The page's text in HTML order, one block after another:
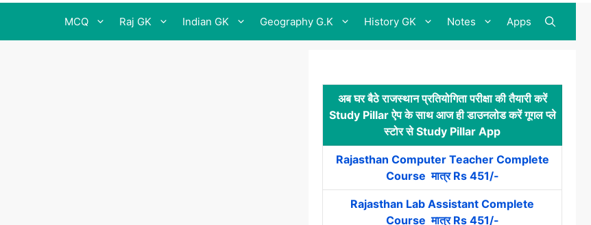
MCQ Raj GK Indian GK Geography G.K History GK Notes Apps
अब घर बैठे राजस्थान प्रतियोगिता परीक्षा की तैयारी करें
Study Pillar ऐप के साथ आज ही डाउनलोड करें गूगल प्ले
स्टोर से Study Pillar App
Rajasthan Computer Teacher Complete
Course मात्र Rs 451/-
Rajasthan Lab Assistant Complete
Course मात्र Rs 451/-